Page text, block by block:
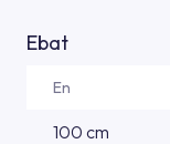
Ebat
En
100 cm